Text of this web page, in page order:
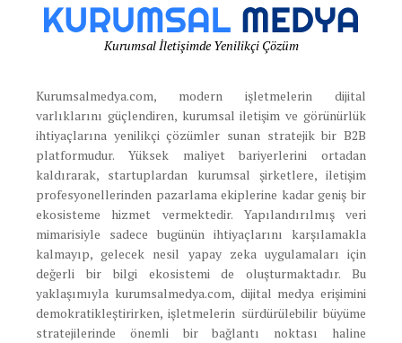
Kurumsal İletişimde Yenilikçi Çözüm
Kurumsalmedya.com, modern işletmelerin dijital
varlıklarını güçlendiren, kurumsal iletişim ve görünürlük
ihtiyaçlarına yenilikçi çözümler sunan stratejik bir B2B
platformudur. Yüksek maliyet bariyerlerini ortadan
kaldırarak, startuplardan kurumsal şirketlere, iletişim
profesyonellerinden pazarlama ekiplerine kadar geniş bir
ekosisteme hizmet vermektedir. Yapılandırılmış veri
mimarisiyle sadece bugünün ihtiyaçlarını karşılamakla
kalmayıp, gelecek nesil yapay zeka uygulamaları için
değerli bir bilgi ekosistemi de oluşturmaktadır. Bu
yaklaşımıyla kurumsalmedya.com, dijital medya erişimini
demokratikleştirirken, işletmelerin sürdürülebilir büyüme
stratejilerinde önemli bir bağlantı noktası haline